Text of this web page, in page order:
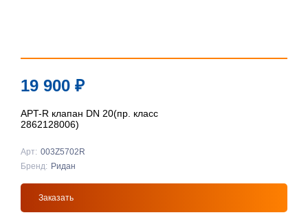
19 900 ₽
APT-R клапан DN 20(пр. класс
2862128006)
Арт: 003Z5702R
Бренд: Ридан
Заказать